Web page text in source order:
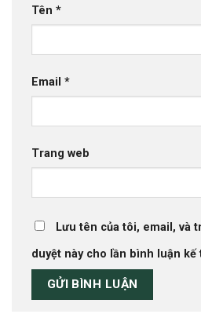
Tên *
Email *
Trang web
Lưu tên của tôi, email, và
duyệt này cho lần bình luận kế